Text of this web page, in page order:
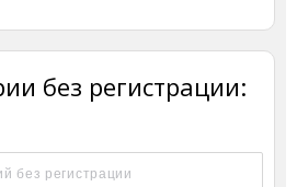
без регистрации: